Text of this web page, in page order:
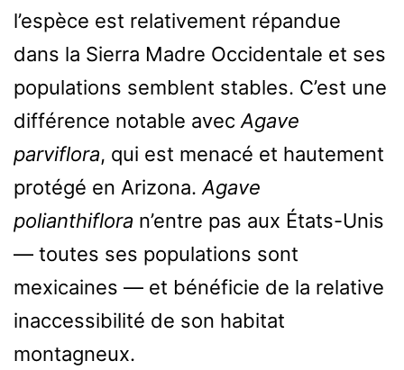
l’espèce est relativement répandue
dans la Sierra Madre Occidentale et ses
populations semblent stables. C’est une
différence notable avec Agave
parviflora, qui est menacé et hautement
protégé en Arizona. Agave
polianthiflora n’entre pas aux États-Unis
— toutes ses populations sont
mexicaines — et bénéficie de la relative
inaccessibilité de son habitat
montagneux.